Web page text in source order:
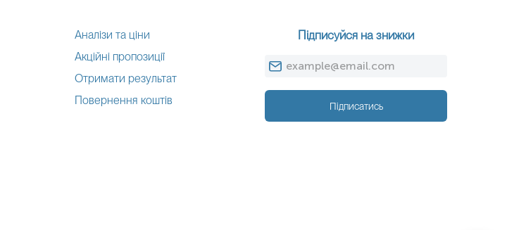
Аналізи та ціни
Акційні пропозиції
Отримати результат
Повернення коштів
Підписуйся на знижки
Підписатись